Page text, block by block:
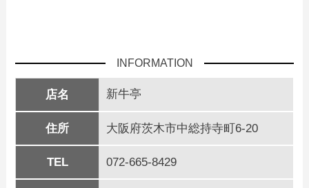
INFORMATION
店名 新牛亭
住所 大阪府茨木市中総持寺町6-20
TEL 072-665-8429